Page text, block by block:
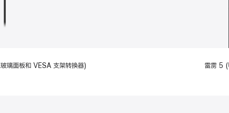
面板和 VESA 支架转换器) 雷雳 5